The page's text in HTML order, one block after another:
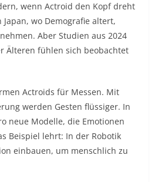
wenn Actroid den Kopf dreht
wo Demografie altert,
Aber Studien aus 2024
Älteren fühlen sich beobachtet
Actroids für Messen. Mit
werden Gesten flüssiger. In
neue Modelle, die Emotionen
Beispiel lehrt: In der Robotik
einbauen, um menschlich zu